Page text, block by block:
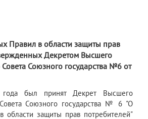
Правил в области защиты прав
Декретом Высшего
Совета Союзного государства №6 от
был принят Декрет Высшего
Совета Союзного государства № 6 "О
области защиты прав потребителей"